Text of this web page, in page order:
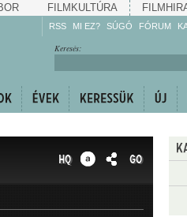
FILMKULTÚRA
RSS MI EZ? SÚGÓ
Gyarapítsa!
FÓRUM
Keresés:
HQ GO